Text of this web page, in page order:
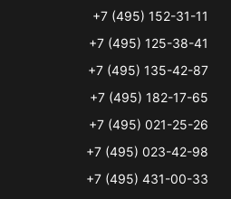
+7 (495) 152-31-11
+7 (495) 125-38-41
+7 (495) 135-42-87
+7 (495) 182-17-65
+7 (495) 021-25-26
+7 (495) 023-42-98
+7 (495) 431-00-33